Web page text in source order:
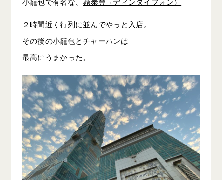
２時間近く行列に並んでやっと入店。
その後の小籠包とチャーハンは
最高にうまかった。